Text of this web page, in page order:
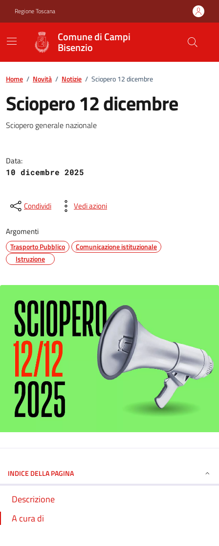
Regione Toscana
Comune di Campi
Bisenzio
Home / Novità / Notizie / Sciopero 12 dicembre
Sciopero 12 dicembre
Sciopero 12 dicembre
Sciopero generale nazionale
Data:
10 dicembre 2025
Condividi Vedi azioni
Argomenti
Trasporto Pubblico
Comunicazione istituzionale
Istruzione
INDICE DELLA PAGINA
Descrizione
A cura di